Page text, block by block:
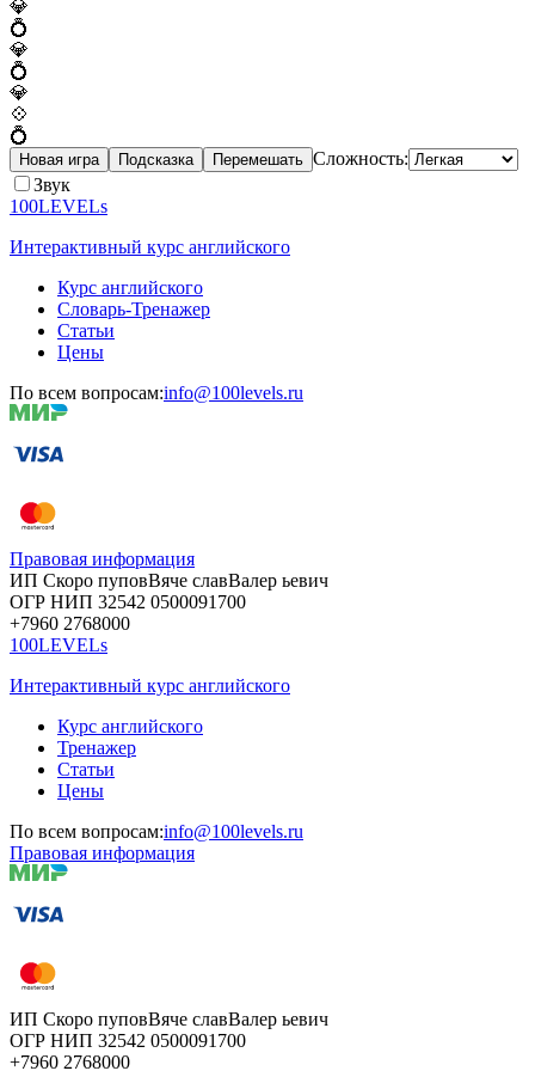
💎
💍
💎
💍
💎
💠
💍
Новая игра Подсказка Перемешать Сложность:
Звук
100LEVELs
Интерактивный курс английского
Курс английского
Словарь-Тренажер
Статьи
Цены
По всем вопросам:info@100levels.ru
Правовая информация
ИП Скоро пуповВяче славВалер ьевич
ОГР НИП 32542 0500091700
+7960 2768000
100LEVELs
Интерактивный курс английского
Курс английского
Тренажер
Статьи
Цены
По всем вопросам:info@100levels.ru
Правовая информация
ИП Скоро пуповВяче славВалер ьевич
ОГР НИП 32542 0500091700
+7960 2768000